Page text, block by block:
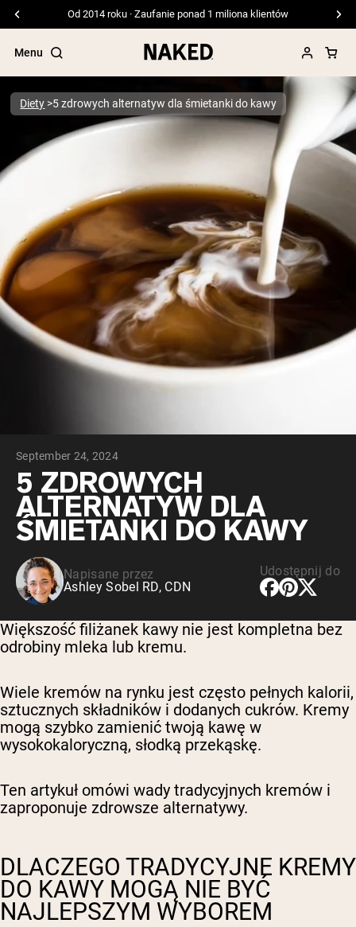
Od 2014 roku · Zaufanie ponad 1 miliona klientów
Menu
Popularne wyszukiwania
”Protein Powder“
”Overnight Oats“
”Vegan protein“
”Collagen“
”Micellar Casein“
ODŻYWKI BIAŁKOWEBestsellery
Białko grochu
Odżywka Białkowa z Serwatki z mleka
krów karmionych trawą
Peptydy kolagenowe
Czekoladowa serwatka z mleka krów
karmionych trawą
WEGAŃSKIE ODŻYWKI
BIAŁKOWE
Białko grochu
Shop All Wegańskie Odżywki Białkowe
Diety 5 zdrowych alternatyw dla śmietanki do kawy
September 24, 2024
5 ZDROWYCH
ALTERNATYW DLA
ŚMIETANKI DO KAWY
Napisane przez
Ashley Sobel RD, CDN
Udostępnij do
Większość filiżanek kawy nie jest kompletna bez
odrobiny mleka lub kremu.
Wiele kremów na rynku jest często pełnych kalorii,
sztucznych składników i dodanych cukrów. Kremy
mogą szybko zamienić twoją kawę w
wysokokaloryczną, słodką przekąskę.
Ten artykuł omówi wady tradycyjnych kremów i
zaproponuje zdrowsze alternatywy.
DLACZEGO TRADYCYJNE KREMY
DO KAWY MOGĄ NIE BYĆ
NAJLEPSZYM WYBOREM